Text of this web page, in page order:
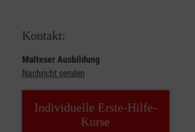
Kontakt:
Malteser Ausbildung
Nachricht senden
Individuelle Erste-Hilfe-
Kurse